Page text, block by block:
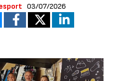
03/07/2026